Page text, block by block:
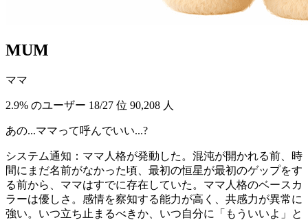
MUM
ママ
2.9% のユーザー 18/27 位 90,208 人
あの...ママって呼んでいい...?
システム通知：ママ人格が発動した。混沌が開かれる前、時
間にまだ名前がなかった頃、最初の恒星が最初のゲップをす
る前から、ママはすでに存在していた。ママ人格のベースカ
ラーは優しさ。感情を察知する能力が高く、共感力が異常に
強い。いつ立ち止まるべきか、いつ自分に「もういいよ」と